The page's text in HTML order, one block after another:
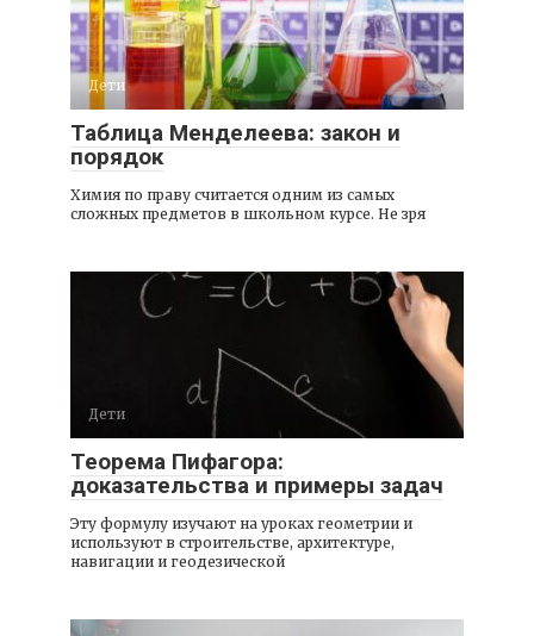
Дети
Таблица Менделеева: закон и
порядок
Химия по праву считается одним из самых
сложных предметов в школьном курсе. Не зря
Дети
Теорема Пифагора:
доказательства и примеры задач
Эту формулу изучают на уроках геометрии и
используют в строительстве, архитектуре,
навигации и геодезической